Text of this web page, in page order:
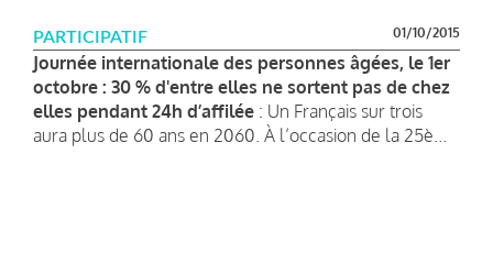
PARTICIPATIF 01/10/2015
Journée internationale des personnes âgées, le 1er
octobre : 30 % d'entre elles ne sortent pas de chez
elles pendant 24h d’affilée : Un Français sur trois
aura plus de 60 ans en 2060. À l’occasion de la 25è...